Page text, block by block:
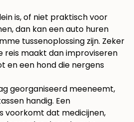
is, of niet praktisch voor
dan kaneen auto huren
tussenoplossing zijn. Zeker
reis maakt dan improviseren
en een hond die nergens
georganiseerd meeneemt,
handig. Een
voorkomt dat medicijnen,